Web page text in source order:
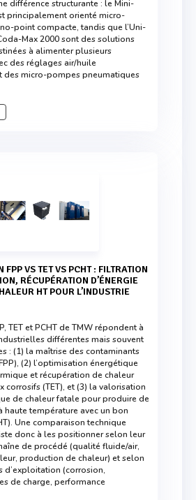
différence structurante : le Mini-
principalement orienté micro-
point compacte, tandis que l’Uni-
Max 2000 sont des solutions
à alimenter plusieurs
des réglages air/huile
des micro-pompes pneumatiques
RÉCUPÉRATION D’ÉNERGIE
HT POUR L’INDUSTRIE
TET et PCHT de TMW répondent à
différentes mais souvent
: (1) la maîtrise des contaminants
(2) l’optimisation énergétique
et récupération de chaleur
corrosifs (TET), et (3) la valorisation
de chaleur fatale pour produire de
haute température avec un bon
Une comparaison technique
donc à les positionner selon leur
de procédé (qualité fluide/air,
production de chaleur) et selon
d’exploitation (corrosion,
de charge, performance